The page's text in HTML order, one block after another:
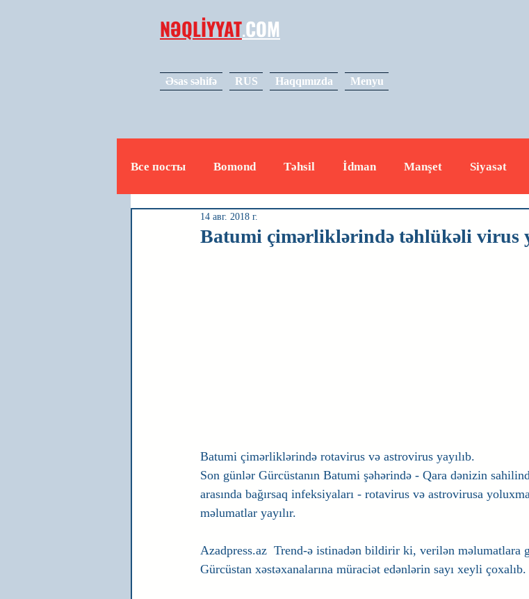
NƏQLİYYAT.COM
Əsas səhifə RUS Haqqımızda Menyu
Все посты Bomond Təhsil İdman Manşet Siyasət
Video
Batumi çimərliklərində təhlükəli virus
14 авг. 2018 г.
Batumi çimərliklərində rotavirus və astrovirus yayılıb.
Son günlər Gürcüstanın Batumi şəhərində - Qara dənizin
arasında bağırsaq infeksiyaları - rotavirus və astrovirusa
məlumatlar yayılır.
Azadpress.az  Trend-ə istinadən bildirir ki, verilən məlumatlara
Gürcüstan xəstəxanalarına müraciət edənlərin sayı xeyli çoxalıb.